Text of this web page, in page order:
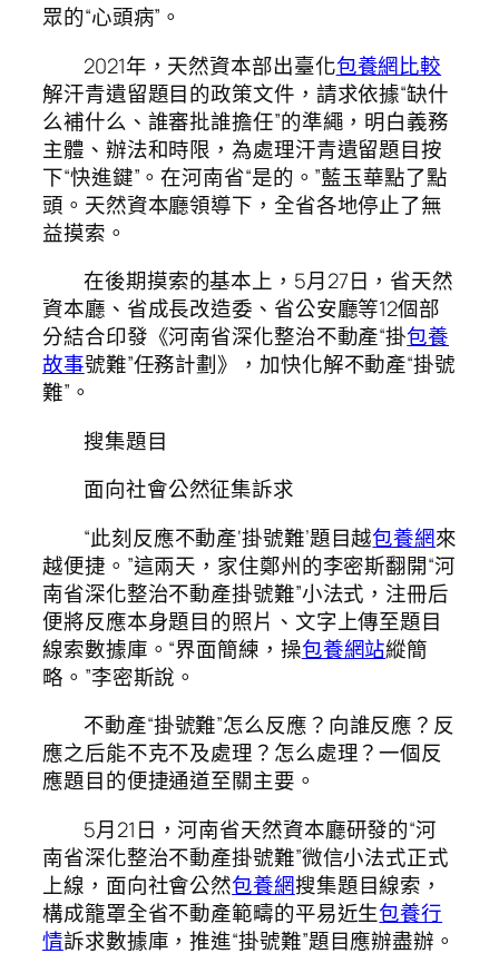
眾的“心頭病”。
2021年，天然資本部出臺化包養網比較
解汗青遺留題目的政策文件，請求依據“缺什
么補什么、誰審批誰擔任”的準繩，明白義務
主體、辦法和時限，為處理汗青遺留題目按
下“快進鍵”。在河南省“是的。”藍玉華點了點
頭。天然資本廳領導下，全省各地停止了無
益摸索。
在後期摸索的基本上，5月27日，省天然
資本廳、省成長改造委、省公安廳等12個部
分結合印發《河南省深化整治不動產“掛包養
故事號難”任務計劃》，加快化解不動產“掛號
難”。
搜集題目
面向社會公然征集訴求
“此刻反應不動產‘掛號難’題目越包養網來
越便捷。”這兩天，家住鄭州的李密斯翻開“河
南省深化整治不動產掛號難”小法式，注冊后
便將反應本身題目的照片、文字上傳至題目
線索數據庫。“界面簡練，操包養網站縱簡
略。”李密斯說。
不動產“掛號難”怎么反應？向誰反應？反
應之后能不克不及處理？怎么處理？一個反
應題目的便捷通道至關主要。
5月21日，河南省天然資本廳研發的“河
南省深化整治不動產掛號難”微信小法式正式
上線，面向社會公然包養網搜集題目線索，
構成籠罩全省不動產範疇的平易近生包養行
情訴求數據庫，推進“掛號難”題目應辦盡辦。